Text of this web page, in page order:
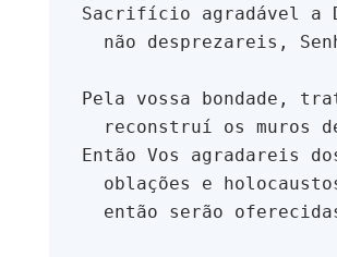
Sacrifício agradável a
não desprezareis,
Pela vossa bondade,
reconstruí os muros
Então Vos agradareis
oblações e
então serão